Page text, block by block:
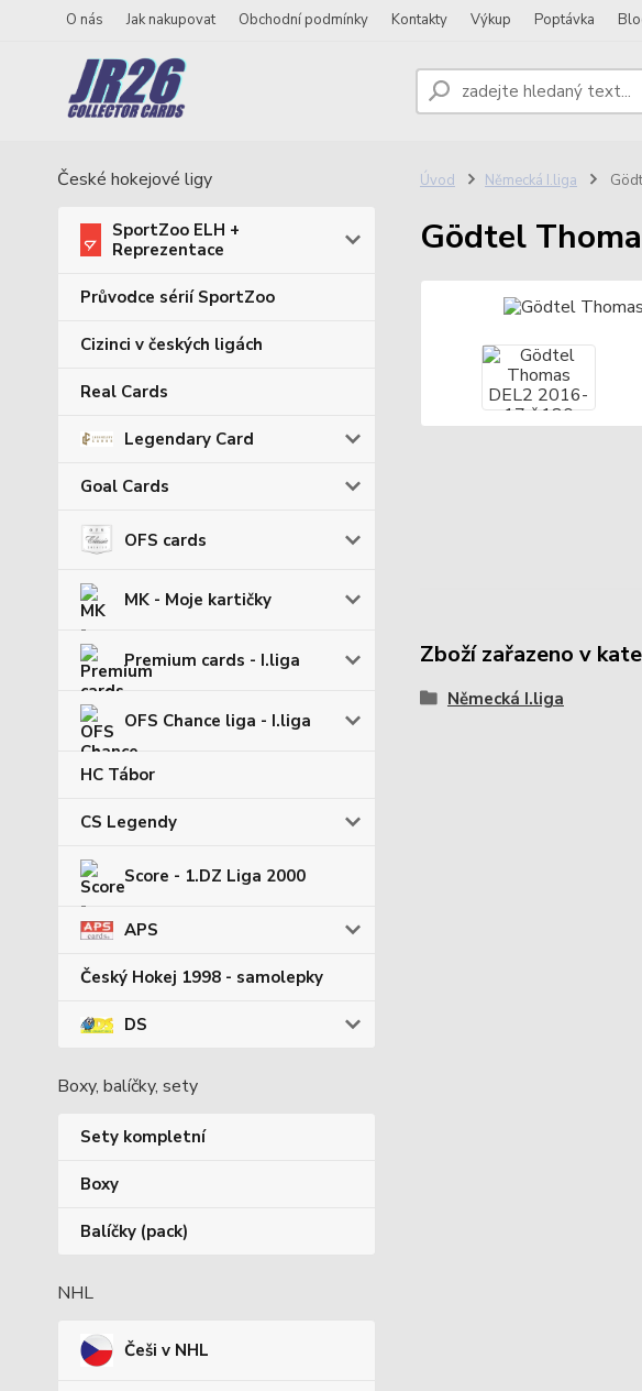
O nás Jak nakupovat Obchodní podmínky Kontakty Výkup Poptávka
České hokejové ligy
SportZoo ELH +
Reprezentace
Průvodce sérií SportZoo
Cizinci v českých ligách
Real Cards
Legendary Card
Goal Cards
OFS cards
MK - Moje kartičky
Premium cards - I.liga
OFS Chance liga - I.liga
HC Tábor
CS Legendy
Score - 1.DZ Liga 2000
APS
Český Hokej 1998 - samolepky
DS
Boxy, balíčky, sety
Sety kompletní
Boxy
Balíčky (pack)
NHL
Češi v NHL
Úvod Německá I.liga
Gödtel
Zboží zařazeno v
Německá I.liga